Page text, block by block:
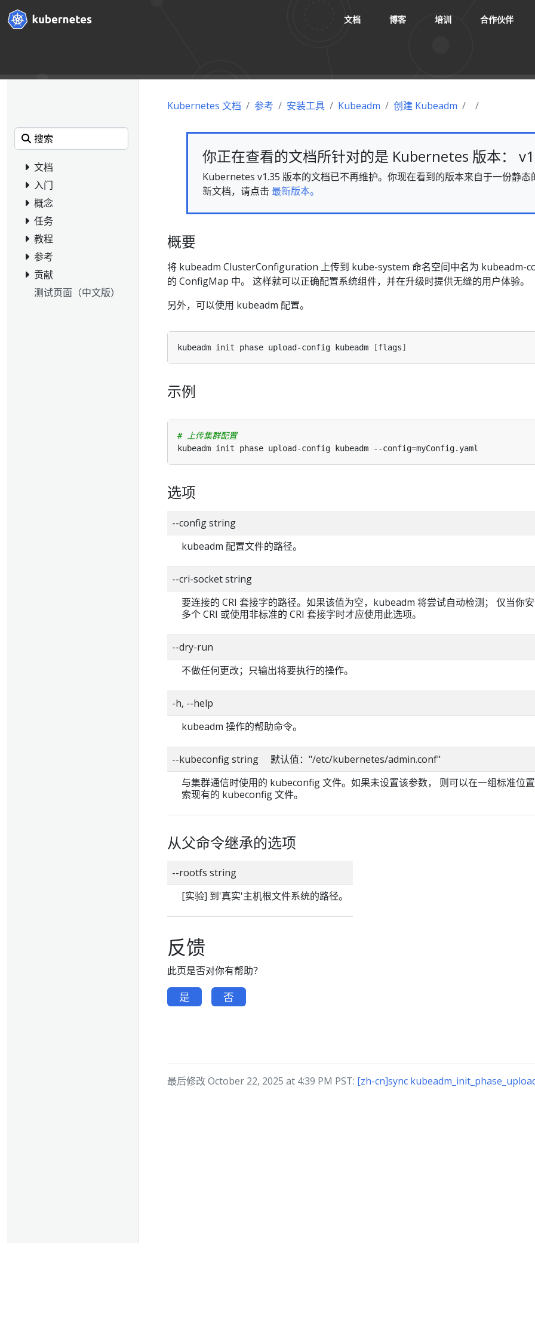
文档 博客 培训 合作伙伴
文档
入门
概念
任务
教程
参考
贡献
测试页面（中文版）
Kubernetes 文档 参考 安装工具 Kubeadm 创建 Kubeadm
你正在查看的文档所针对的是 Kubernetes 版本：
Kubernetes v1.35 版本的文档已不再维护。你现在看到的版本来自于一份静态
新文档，请点击 最新版本。
概要
将 kubeadm ClusterConfiguration 上传到 kube-system 命名空间中名为 kubeadm-
的 ConfigMap 中。 这样就可以正确配置系统组件，并在升级时提供无缝的用户体验。
另外，可以使用 kubeadm 配置。
kubeadm init phase upload-config kubeadm [flags]
示例
# 上传集群配置
kubeadm init phase upload-config kubeadm --config=
选项
--config string
kubeadm 配置文件的路径。
--cri-socket string
要连接的 CRI 套接字的路径。如果该值为空，kubeadm 将尝试自动检测； 仅当你
多个 CRI 或使用非标准的 CRI 套接字时才应使用此选项。
--dry-run
不做任何更改；只输出将要执行的操作。
-h, --help
kubeadm 操作的帮助命令。
--kubeconfig string 默认值："/etc/kubernetes/admin.conf"
与集群通信时使用的 kubeconfig 文件。如果未设置该参数， 则可以在一组标准位
索现有的 kubeconfig 文件。
从父命令继承的选项
--rootfs string
[实验] 到'真实'主机根文件系统的路径。
反馈
此页是否对你有帮助？
是 否
最后修改 October 22, 2025 at 4:39 PM PST: [zh-cn]sync